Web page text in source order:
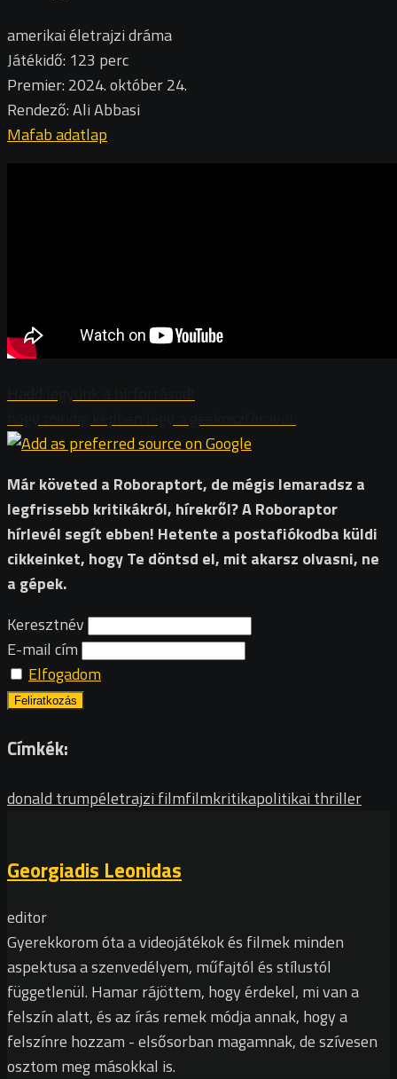
amerikai életrajzi dráma
Játékidő: 123 perc
Premier: 2024. október 24.
Rendező: Ali Abbasi
Mafab adatlap
Már követed a Roboraptort, de mégis lemaradsz a
legfrissebb kritikákról, hírekről? A Roboraptor
hírlevél segít ebben! Hetente a postafiókodba küldi
cikkeinket, hogy Te döntsd el, mit akarsz olvasni, ne
a gépek.
Keresztnév
E-mail cím
Elfogadom
Címkék:
donald trumpéletrajzi filmfilmkritikapolitikai thriller
Georgiadis Leonidas
editor
Gyerekkorom óta a videojátékok és filmek minden
aspektusa a szenvedélyem, műfajtól és stílustól
függetlenül. Hamar rájöttem, hogy érdekel, mi van a
felszín alatt, és az írás remek módja annak, hogy a
felszínre hozzam - elsősorban magamnak, de szívesen
osztom meg másokkal is.